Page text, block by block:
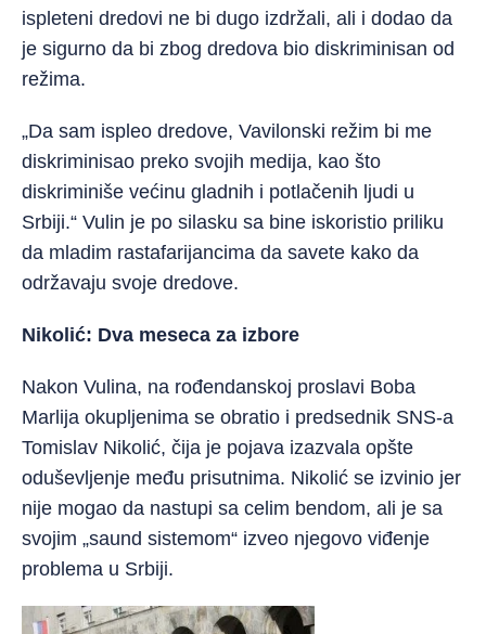
ispleteni dredovi ne bi dugo izdržali, ali i dodao da
je sigurno da bi zbog dredova bio diskriminisan od
režima.
„Da sam ispleo dredove, Vavilonski režim bi me
diskriminisao preko svojih medija, kao što
diskriminiše većinu gladnih i potlačenih ljudi u
Srbiji.“ Vulin je po silasku sa bine iskoristio priliku
da mladim rastafarijancima da savete kako da
održavaju svoje dredove.
Nikolić: Dva meseca za izbore
Nakon Vulina, na rođendanskoj proslavi Boba
Marlija okupljenima se obratio i predsednik SNS-a
Tomislav Nikolić, čija je pojava izazvala opšte
oduševljenje među prisutnima. Nikolić se izvinio jer
nije mogao da nastupi sa celim bendom, ali je sa
svojim „saund sistemom“ izveo njegovo viđenje
problema u Srbiji.